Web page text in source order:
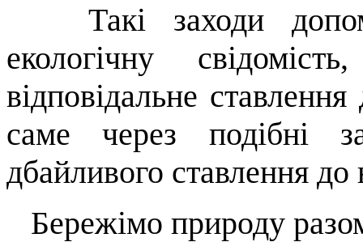
Такі заходи
екологічну
відповідальне
саме через подібні
дбайливого ставлення
Бережімо природу